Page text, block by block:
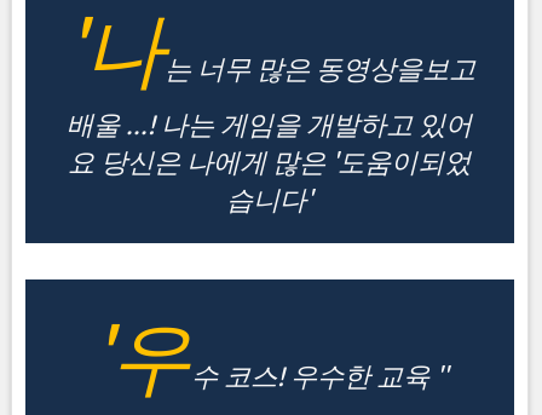
'나는 너무 많은 동영상을보고
배울 ...! 나는 게임을 개발하고 있어
요 당신은 나에게 많은 '도움이되었
습니다'
'우수 코스! 우수한 교육 ''